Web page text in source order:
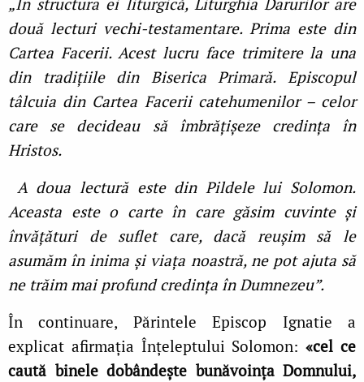
două lecturi vechi-testamentare. Prima este din
Cartea Facerii. Acest lucru face trimitere la una
din tradiţiile din Biserica Primară. Episcopul
tâlcuia din Cartea Facerii catehumenilor – celor
care se decideau să îmbrăţişeze credinţa în
Hristos.
A doua lectură este din Pildele lui Solomon.
Aceasta este o carte în care găsim cuvinte şi
învăţături de suflet care, dacă reuşim să le
asumăm în inima şi viaţa noastră, ne pot ajuta să
ne trăim mai profund credinţa în Dumnezeu”.
În continuare, Părintele Episcop Ignatie a
explicat afirmaţia Înţeleptului Solomon:«cel ce
caută binele dobândeşte bunăvoinţa Domnului,